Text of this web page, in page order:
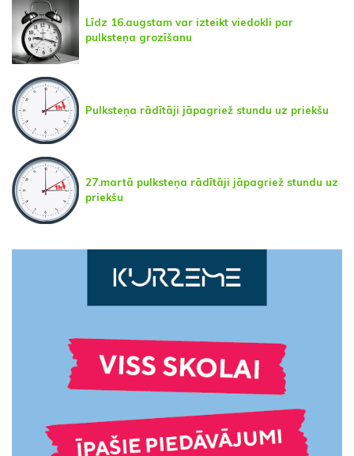
Līdz 16.augstam var izteikt viedokli par
pulksteņa grozīšanu
Pulksteņa rādītāji jāpagriež stundu uz priekšu
27.martā pulksteņa rādītāji jāpagriež stundu uz
priekšu